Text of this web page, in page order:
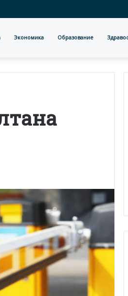
Экономика Образование